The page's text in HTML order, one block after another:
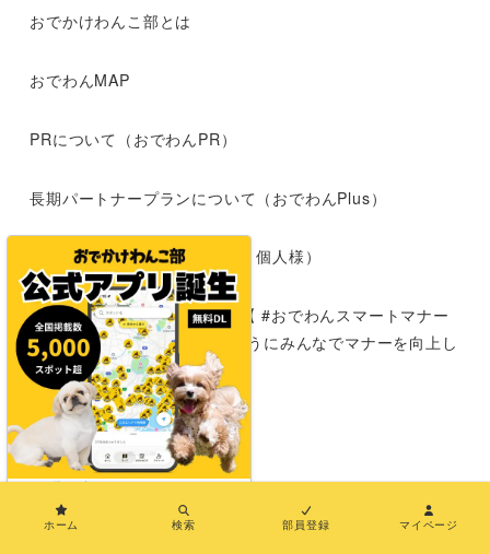
おでかけわんこ部とは
おでわんMAP
PRについて（おでわんPR）
長期パートナープランについて（おでわんPlus）
応援サポーター募集（企業様・個人様）
犬とおでかけする時のマナー【 #おでわんスマートマナー
】|わんこokの施設が増えるようにみんなでマナーを向上し
よう
運営者情報
お問い合わせ
ホーム 検索 部員登録 マイページ